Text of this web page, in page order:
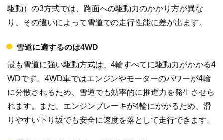
駆動）の3方式では、路面への駆動力のかかり方が異な
り、その違いによって雪道での走行性能に差が出ます。
雪道に適するのは4WD
最も雪道に強い駆動方式は、4輪すべてに駆動力がかかる4
WDです。4WD車ではエンジンやモーターのパワーが4輪
に分散されるため、雪道でも効率的に推進力を発生させら
れます。また、エンジンブレーキが4輪にかかるため、滑
りやすい下り坂でも安全に速度を落として走行できます。